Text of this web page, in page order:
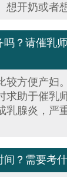
开奶或者
吗？请催乳
较方便产妇
求助于催乳
腺炎，严
？需要考